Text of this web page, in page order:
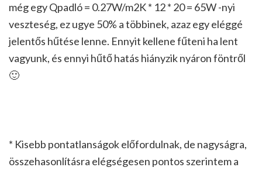
még egy Qpadló = 0.27W/m2K * 12 * 20 = 65W -nyi
veszteség, ez ugye 50% a többinek, azaz egy eléggé
jelentős hűtése lenne. Ennyit kellene fűteni ha lent
vagyunk, és ennyi hűtő hatás hiányzik nyáron föntről
🙂
* Kisebb pontatlanságok előfordulnak, de nagyságra,
összehasonlításra elégségesen pontos szerintem a